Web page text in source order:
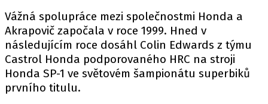
Vážná spolupráce mezi společnostmi Honda a
Akrapovič započala v roce 1999. Hned v
následujícím roce dosáhl Colin Edwards z týmu
Castrol Honda podporovaného HRC na stroji
Honda SP-1 ve světovém šampionátu superbiků
prvního titulu.